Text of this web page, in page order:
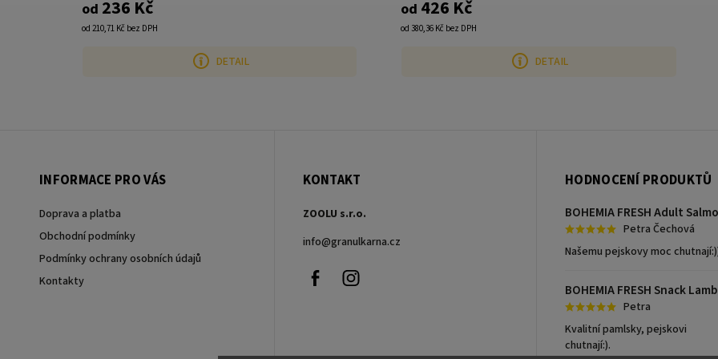
od 210,71 Kč bez DPH
od 236 Kč
DETAIL
od 380,36 Kč bez DPH
od 426 Kč
DETAIL
INFORMACE PRO VÁS
Doprava a platba
Obchodní podmínky
Podmínky ochrany osobních údajů
Kontakty
KONTAKT
ZOOLU s.r.o.
info@granulkarna.cz
Facebook
HODNOCENÍ PRODUKTŮ
Petra Čechová
Našemu pejskovy moc
Petra
Kvalitní pamlsky, pejskovi
chutnají:).